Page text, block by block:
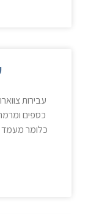
עבירות
כספים
כלומר מעמד